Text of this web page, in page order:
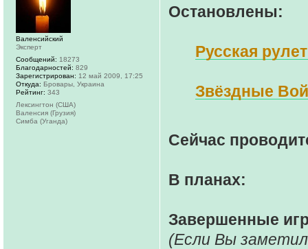
Остановлены:
Русская
Звёздные
Сейчас
В планах:
Завершенные
(Если Вы
Валенсийский
Эксперт
Сообщений: 18273
Благодарностей: 829
Зарегистрирован: 12 май 2009, 17:25
Откуда: Бровары, Украина
Рейтинг: 343
Лексингтон (США)
Валенсия (Грузия)
Симба (Уганда)